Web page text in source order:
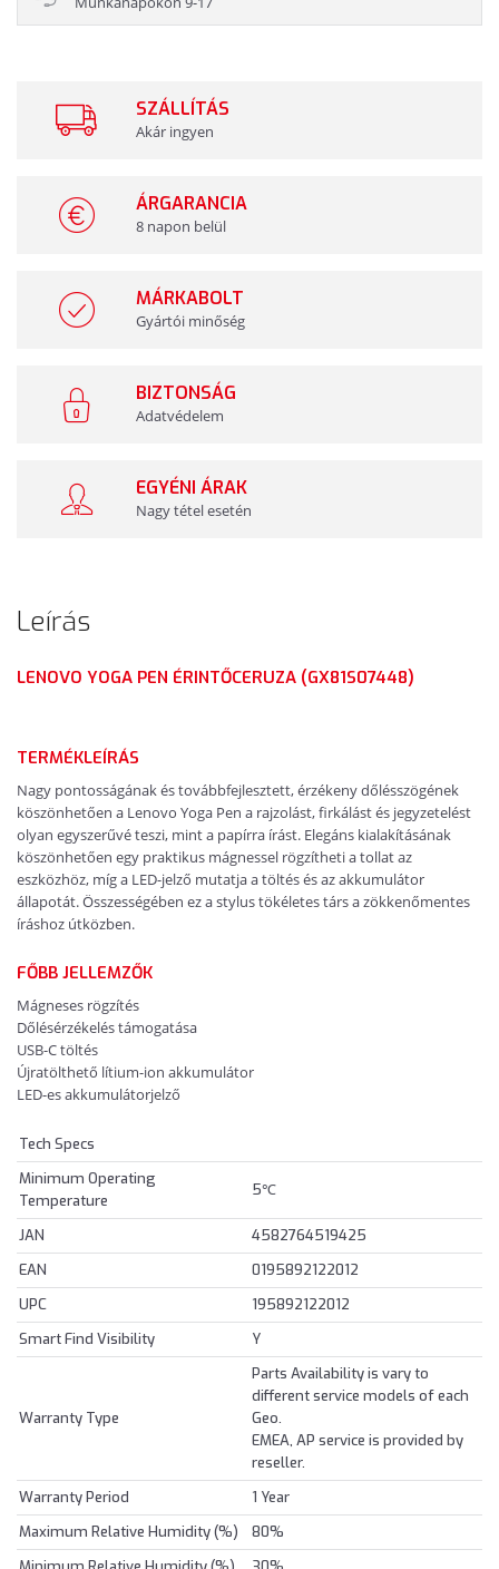
SZÁLLÍTÁS
Akár ingyen
ÁRGARANCIA
8 napon belül
MÁRKABOLT
Gyártói minőség
BIZTONSÁG
Adatvédelem
EGYÉNI ÁRAK
Nagy tétel esetén
Leírás
LENOVO YOGA PEN ÉRINTŐCERUZA (GX81S07448)
TERMÉKLEÍRÁS
Nagy pontosságának és továbbfejlesztett, érzékeny dőlésszögének
köszönhetően a Lenovo Yoga Pen a rajzolást, firkálást és jegyzetelést
olyan egyszerűvé teszi, mint a papírra írást. Elegáns kialakításának
köszönhetően egy praktikus mágnessel rögzítheti a tollat ​​az
eszközhöz, míg a LED-jelző mutatja a töltés és az akkumulátor
állapotát. Összességében ez a stylus tökéletes társ a zökkenőmentes
íráshoz útközben.
FŐBB JELLEMZŐK
Mágneses rögzítés
Dőlésérzékelés támogatása
USB-C töltés
Újratölthető lítium-ion akkumulátor
LED-es akkumulátorjelző
Tech Specs
Minimum Operating
Temperature
5℃
JAN
4582764519425
EAN
0195892122012
UPC
195892122012
Smart Find Visibility
Y
Warranty Type
Parts Availability is vary to
different service models of each
Geo.
EMEA, AP service is provided by
reseller.
Warranty Period
1 Year
Maximum Relative Humidity (%)
80%